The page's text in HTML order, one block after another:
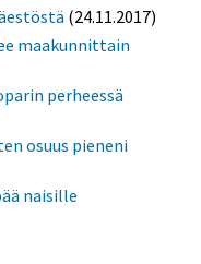
(24.11.2017)
maakunnittain
perheessä
osuus pieneni
naisille